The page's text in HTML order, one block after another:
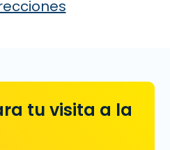
tu visita a la